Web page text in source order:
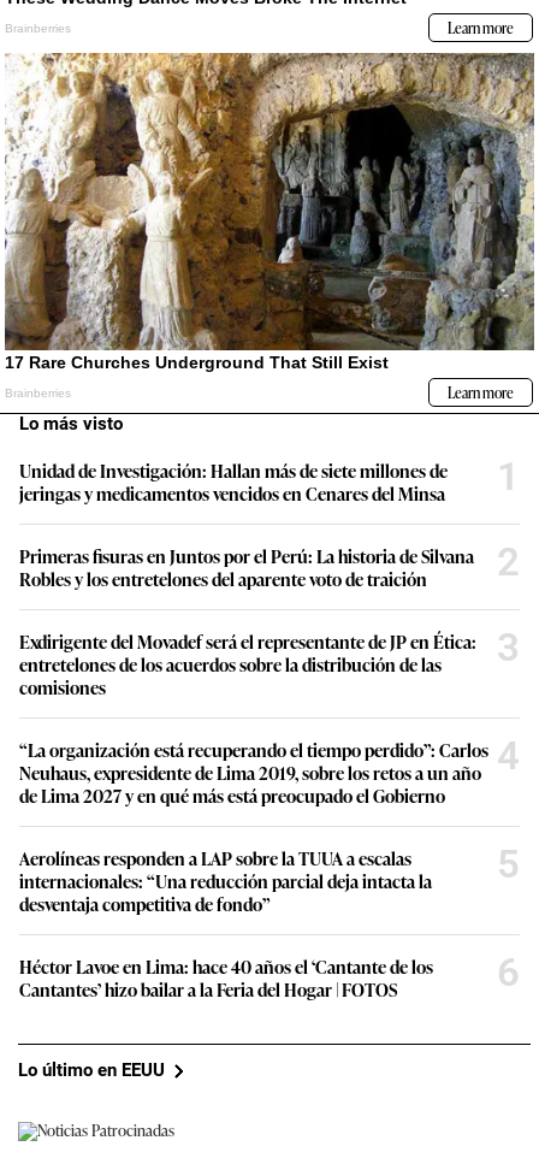
Lo más visto
Unidad de Investigación: Hallan más de siete millones de
jeringas y medicamentos vencidos en Cenares del Minsa
1
Primeras fisuras en Juntos por el Perú: La historia de Silvana
Robles y los entretelones del aparente voto de traición
2
Exdirigente del Movadef será el representante de JP en Ética:
entretelones de los acuerdos sobre la distribución de las
comisiones
3
“La organización está recuperando el tiempo perdido”: Carlos
Neuhaus, expresidente de Lima 2019, sobre los retos a un año
de Lima 2027 y en qué más está preocupado el Gobierno
4
Aerolíneas responden a LAP sobre la TUUA a escalas
internacionales: “Una reducción parcial deja intacta la
desventaja competitiva de fondo”
5
Héctor Lavoe en Lima: hace 40 años el ‘Cantante de los
Cantantes’ hizo bailar a la Feria del Hogar | FOTOS
6
Lo último en EEUU